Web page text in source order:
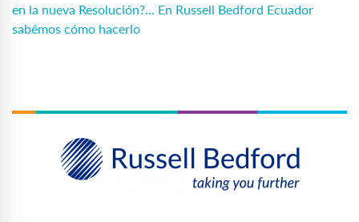
en la nueva Resolución?… En Russell Bedford Ecuador
sabémos cómo hacerlo